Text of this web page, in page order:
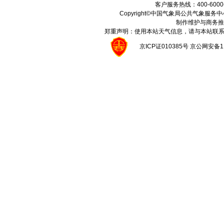
客户服务热线：400-
Copyright©中国气象局公共气象服务
制作维护与商务
郑重声明：使用本站天气信息，请与本站联
京ICP证010385号 京公网安备